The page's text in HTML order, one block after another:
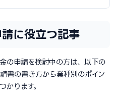
に役立つ記事
の申請を検討中の方は、以下の
書の書き方から業種別のポイン
かります。